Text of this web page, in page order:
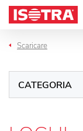
Vai al contenuto
Scaricare
CATEGORIA